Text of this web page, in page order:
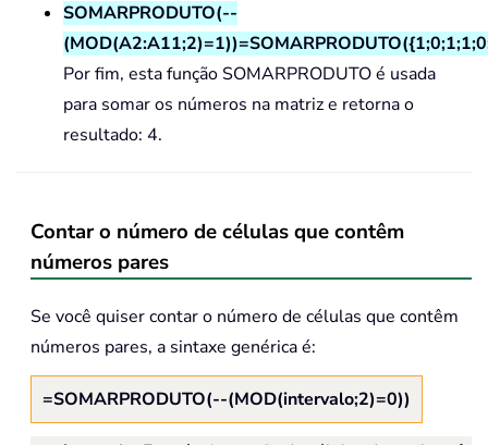
SOMARPRODUTO(--
Por fim, esta função SOMARPRODUTO é usada
para somar os números na matriz e retorna o
resultado: 4.
Contar o número de células que contêm
números pares
Se você quiser contar o número de células que contêm
números pares, a sintaxe genérica é:
=SOMARPRODUTO(--(MOD(intervalo;2)=0))